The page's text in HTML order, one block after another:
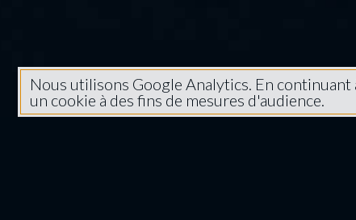
Nous utilisons Google Analytics. En
un cookie à des fins de mesures d'audience.